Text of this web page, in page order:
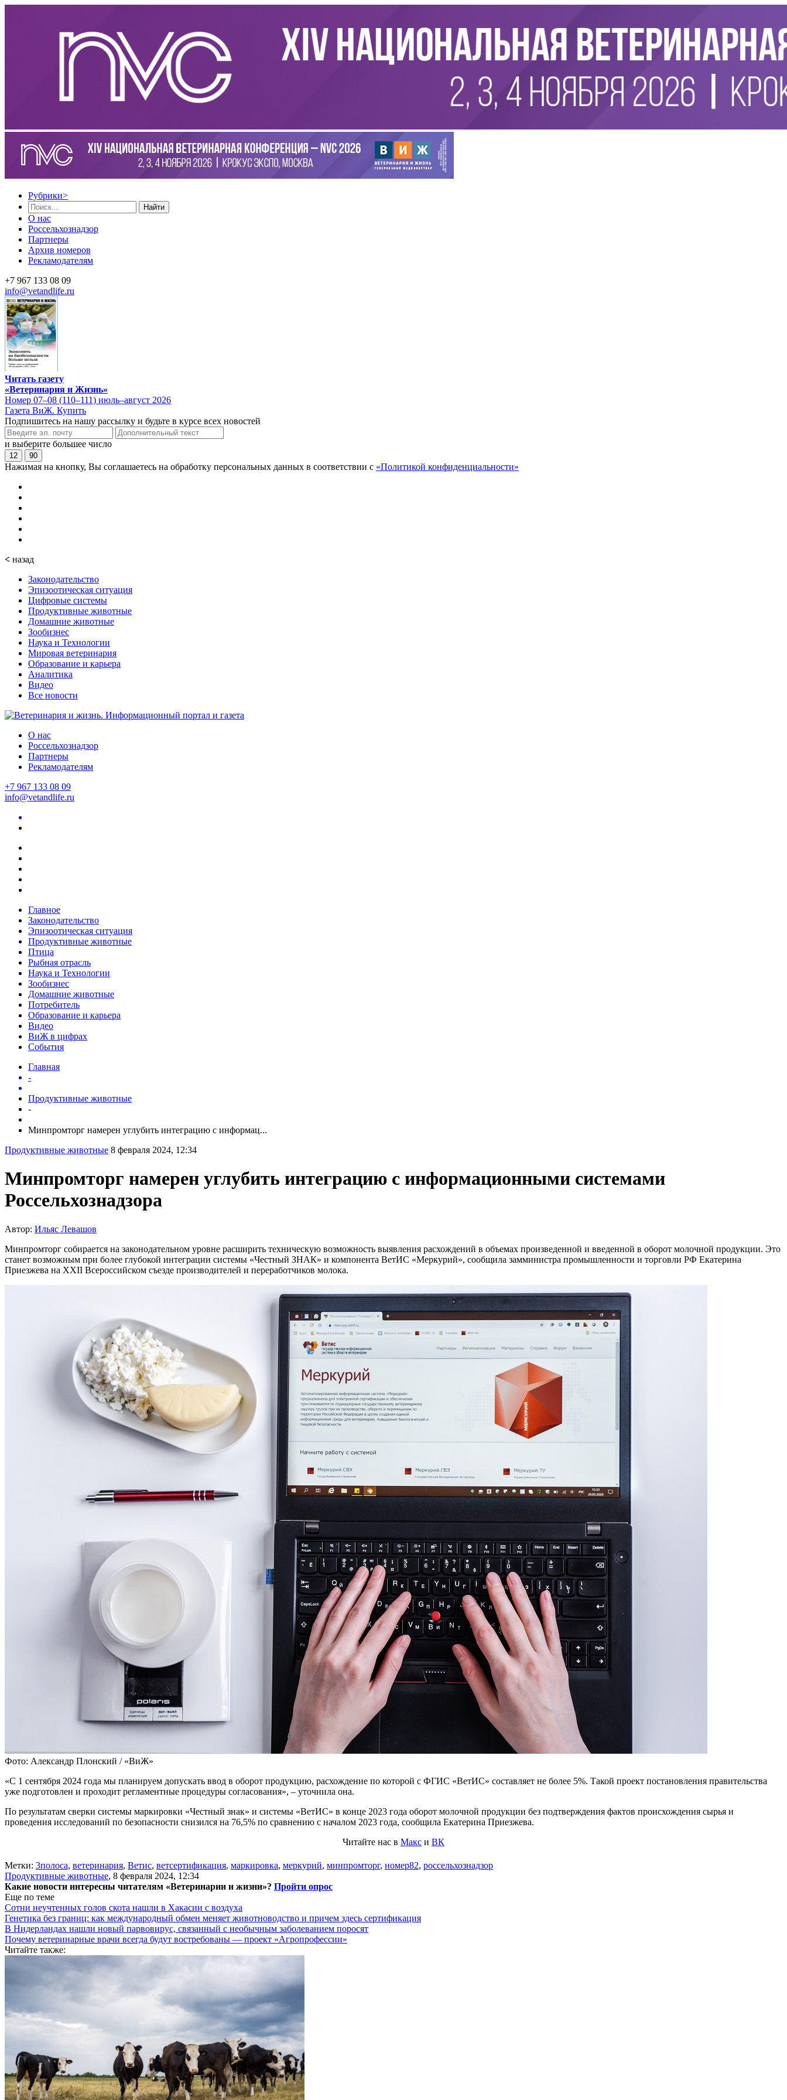
Рубрики>
Найти
О нас
Россельхознадзор
Партнеры
Архив номеров
Рекламодателям
+7 967 133 08 09
info@vetandlife.ru
Читать газету
«Ветеринария и Жизнь»
Номер 07–08 (110–111) июль–август 2026
Газета ВиЖ. Купить
Подпишитесь на нашу рассылку и будьте в курсе всех новостей
и выберите большее число
12 90
Нажимая на кнопку, Вы соглашаетесь на обработку персональных данных в соответствии с «Политикой конфиденциальности»
< назад
Законодательство
Эпизоотическая ситуация
Цифровые системы
Продуктивные животные
Домашние животные
Зообизнес
Наука и Технологии
Мировая ветеринария
Образование и карьера
Аналитика
Видео
Все новости
О нас
Россельхознадзор
Партнеры
Рекламодателям
+7 967 133 08 09
info@vetandlife.ru
Главное
Законодательство
Эпизоотическая ситуация
Продуктивные животные
Птица
Рыбная отрасль
Наука и Технологии
Зообизнес
Домашние животные
Потребитель
Образование и карьера
Видео
ВиЖ в цифрах
События
Главная
-
Продуктивные животные
-
Минпромторг намерен углубить интеграцию с информац...
Продуктивные животные 8 февраля 2024, 12:34
Минпромторг намерен углубить интеграцию с информационными системами
Россельхознадзора
Автор: Ильяс Левашов
Минпромторг собирается на законодательном уровне расширить техническую возможность выявления расхождений в объемах произведенной и введенной в оборот молочной продукции. Это
станет возможным при более глубокой интеграции системы «Честный ЗНАК» и компонента ВетИС «Меркурий», сообщила замминистра промышленности и торговли РФ Екатерина
Приезжева на ХХII Всероссийском съезде производителей и переработчиков молока.
Фото: Александр Плонский / «ВиЖ»
«С 1 сентября 2024 года мы планируем допускать ввод в оборот продукцию, расхождение по которой с ФГИС «ВетИС» составляет не более 5%. Такой проект постановления правительства
уже подготовлен и проходит регламентные процедуры согласования», – уточнила она.
По результатам сверки системы маркировки «Честный знак» и системы «ВетИС» в конце 2023 года оборот молочной продукции без подтверждения фактов происхождения сырья и
проведения исследований по безопасности снизился на 76,5% по сравнению с началом 2023 года, сообщила Екатерина Приезжева.
Читайте нас в Макс и ВК
Метки: 3полоса, ветеринария, Ветис, ветсертификация, маркировка, меркурий, минпромторг, номер82, россельхознадзор
Продуктивные животные, 8 февраля 2024, 12:34
Какие новости интересны читателям «Ветеринарии и жизни»? Пройти опрос
Еще по теме
Сотни неучтенных голов скота нашли в Хакасии с воздуха
Генетика без границ: как международный обмен меняет животноводство и причем здесь сертификация
В Нидерландах нашли новый парвовирус, связанный с необычным заболеванием поросят
Почему ветеринарные врачи всегда будут востребованы — проект «Агропрофессии»
Читайте также: